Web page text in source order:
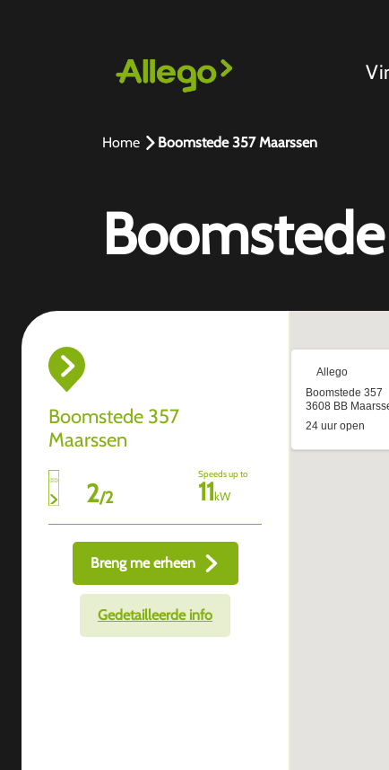
Home Boomstede 357 Maarssen
Boomstede 357
Maarssen
2/2
Speeds up to
11kW
Breng me erheen
Gedetailleerde info